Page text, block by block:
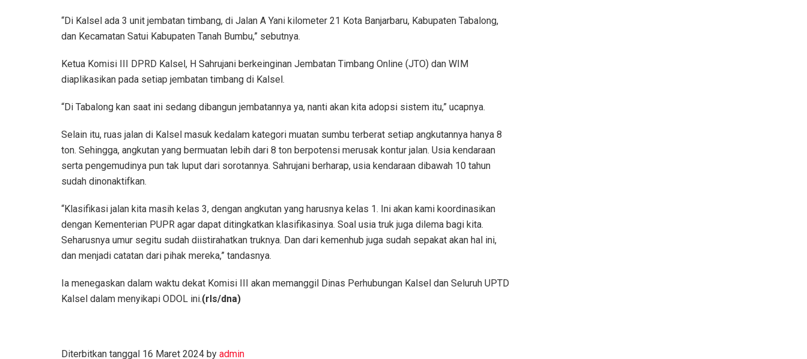
“Di Kalsel ada 3 unit jembatan timbang, di Jalan A Yani kilometer 21 Kota Banjarbaru, Kabupaten Tabalong,
dan Kecamatan Satui Kabupaten Tanah Bumbu,” sebutnya.
Ketua Komisi III DPRD Kalsel, H Sahrujani berkeinginan Jembatan Timbang Online (JTO) dan WIM
diaplikasikan pada setiap jembatan timbang di Kalsel.
“Di Tabalong kan saat ini sedang dibangun jembatannya ya, nanti akan kita adopsi sistem itu,” ucapnya.
Selain itu, ruas jalan di Kalsel masuk kedalam kategori muatan sumbu terberat setiap angkutannya hanya 8
ton. Sehingga, angkutan yang bermuatan lebih dari 8 ton berpotensi merusak kontur jalan. Usia kendaraan
serta pengemudinya pun tak luput dari sorotannya. Sahrujani berharap, usia kendaraan dibawah 10 tahun
sudah dinonaktifkan.
“Klasifikasi jalan kita masih kelas 3, dengan angkutan yang harusnya kelas 1. Ini akan kami koordinasikan
dengan Kementerian PUPR agar dapat ditingkatkan klasifikasinya. Soal usia truk juga dilema bagi kita.
Seharusnya umur segitu sudah diistirahatkan truknya. Dan dari kemenhub juga sudah sepakat akan hal ini,
dan menjadi catatan dari pihak mereka,” tandasnya.
Ia menegaskan dalam waktu dekat Komisi III akan memanggil Dinas Perhubungan Kalsel dan Seluruh UPTD
Kalsel dalam menyikapi ODOL ini.(rls/dna)
Diterbitkan tanggal 16 Maret 2024 by admin